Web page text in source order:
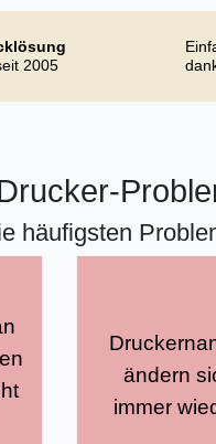
2005
häufigsten
ändern
immer